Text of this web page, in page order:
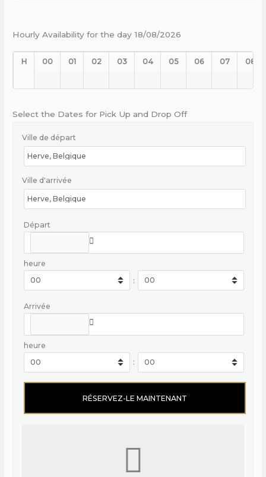
Hourly Availability for the day 18/08/2026
H 00 01 02 03 04 05 06 07 08
Select the Dates for Pick Up and Drop Off
Ville de départ
Ville d'arrivée
Départ
heure
:
Arrivée
heure
: